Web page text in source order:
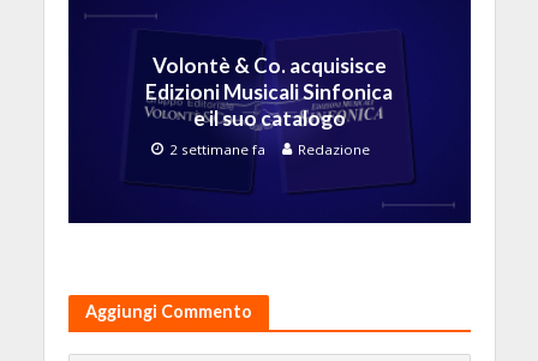
Volontè & Co. acquisisce
Edizioni Musicali Sinfonica
e il suo catalogo
2 settimane fa Redazione
Aggiungi Commento